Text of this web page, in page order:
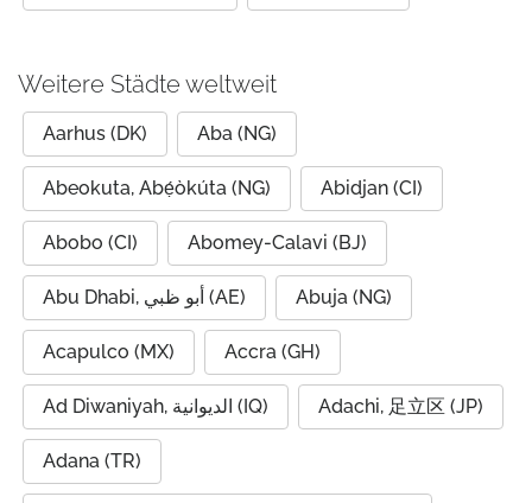
Weitere Städte weltweit
Aarhus (DK) Aba (NG)
Abeokuta, Abẹ́òkúta (NG) Abidjan (CI)
Abobo (CI) Abomey-Calavi (BJ)
Abu Dhabi, أبو ظبي (AE) Abuja (NG)
Acapulco (MX) Accra (GH)
Ad Diwaniyah, الديوانية (IQ) Adachi, 足立区 (JP)
Adana (TR)